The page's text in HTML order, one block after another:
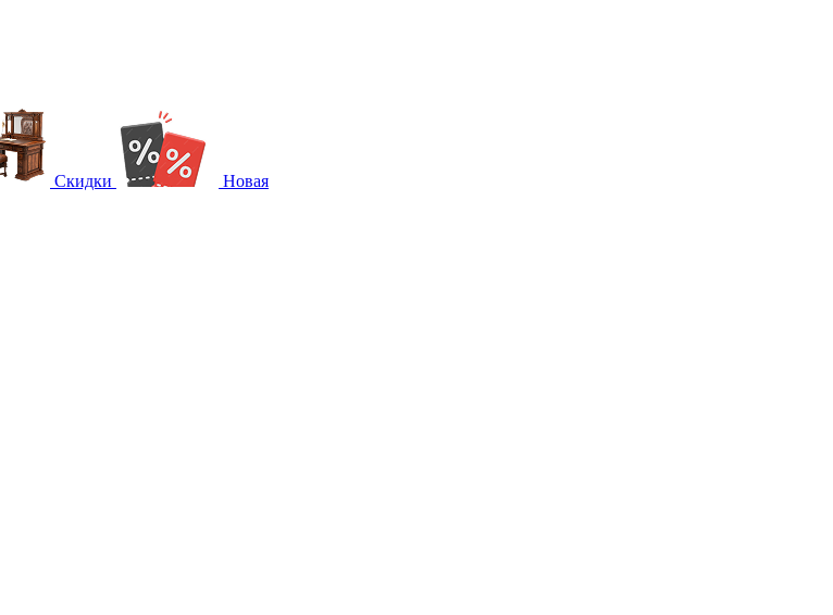
Скидки Новая